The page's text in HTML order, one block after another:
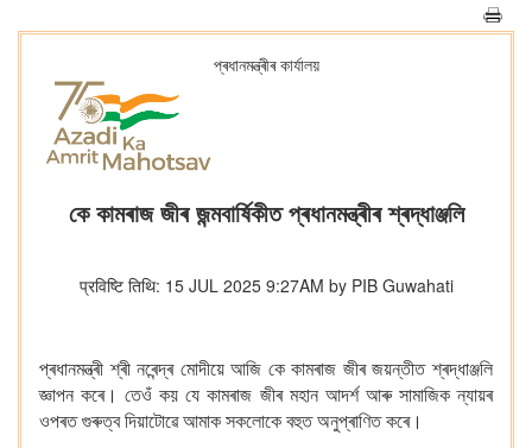
প্ৰধানমন্ত্ৰীৰ কাৰ্যালয়
কে কামৰাজ জীৰ জন্মবাৰ্ষিকীত প্ৰধানমন্ত্ৰীৰ শ্ৰদ্ধাঞ্জলি
प्रविष्टि तिथि: 15 JUL 2025 9:27AM by PIB Guwahati
প্ৰধানমন্ত্ৰী শ্ৰী নৰেন্দ্ৰ মোদীয়ে আজি কে কামৰাজ জীৰ জয়ন্তীত শ্ৰদ্ধাঞ্জলি
জ্ঞাপন কৰে। তেওঁ কয় যে কামৰাজ জীৰ মহান আদৰ্শ আৰু সামাজিক ন্যায়ৰ
ওপৰত গুৰুত্ব দিয়াটোৱে আমাক সকলোকে বহুত অনুপ্ৰাণিত কৰে।